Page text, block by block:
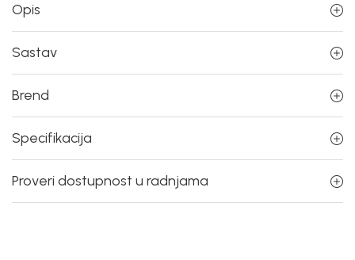
Opis
Sastav
Brend
Specifikacija
Proveri dostupnost u radnjama